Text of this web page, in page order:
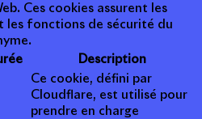
Ces cookies assurent les
les fonctions de sécurité du
Description
Ce cookie, défini par
Cloudflare, est utilisé pour
prendre en charge